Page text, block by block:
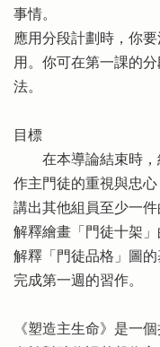
事情。
應用分段計劃時，你
用。你可在第一課的
法。
目標
在本導論結束時，
作主門徒的重視與忠心
講出其他組員至少一件
解釋繪畫「門徒十架」
解釋「門徒品格」圖的
完成第一週的習作。
《塑造主生命》是一